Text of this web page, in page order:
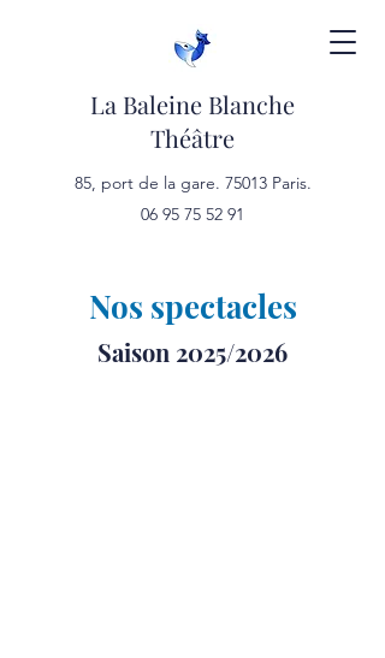
La Baleine Blanche
Théâtre
85, port de la gare. 75013 Paris.
06 95 75 52 91
Nos spectacles
Saison 2025/2026